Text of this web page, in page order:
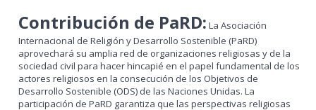
Contribución de PaRD: La Asociación
Internacional de Religión y Desarrollo Sostenible (PaRD)
aprovechará su amplia red de organizaciones religiosas y de la
sociedad civil para hacer hincapié en el papel fundamental de los
actores religiosos en la consecución de los Objetivos de
Desarrollo Sostenible (ODS) de las Naciones Unidas. La
participación de PaRD garantiza que las perspectivas religiosas